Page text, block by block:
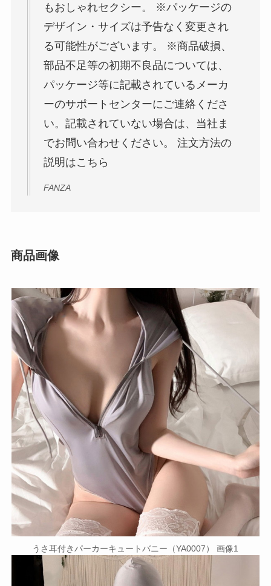
もおしゃれセクシー。 ※パッケージの
デザイン・サイズは予告なく変更され
る可能性がございます。 ※商品破損、
部品不足等の初期不良品については、
パッケージ等に記載されているメーカ
ーのサポートセンターにご連絡くださ
い。記載されていない場合は、当社ま
でお問い合わせください。 注文方法の
説明はこちら
FANZA
商品画像
うさ耳付きパーカーキュートバニー（YA0007） 画像1